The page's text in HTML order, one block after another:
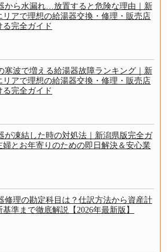
から水漏れ…放置すると危険な理由｜新
リアで理想の給湯器交換・修理・販売店
る完全ガイド
寒波で増える給湯器故障ランキング｜新
リアで理想の給湯器交換・修理・販売店
る完全ガイド
が凍結した時の対処法｜新潟県版完全ガ
婦とお年寄りのための即日解決＆安心業
修理の勘定科目は？仕訳方法から資産計
基準まで徹底解説【2026年最新版】